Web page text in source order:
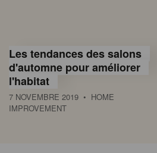
Les tendances des salons
d'automne pour améliorer
l'habitat
7 NOVEMBRE 2019 • HOME
IMPROVEMENT